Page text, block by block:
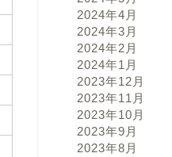
2024年4月
2024年3月
2024年2月
2024年1月
2023年12月
2023年11月
2023年10月
2023年9月
2023年8月